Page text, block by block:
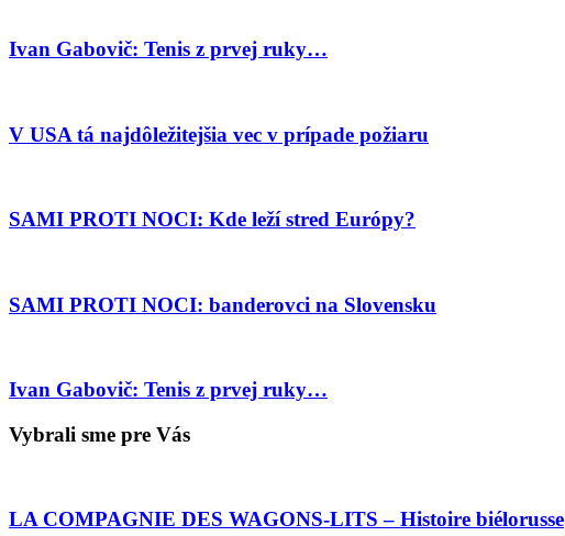
Ivan Gabovič: Tenis z prvej ruky…
V USA tá najdôležitejšia vec v prípade požiaru
SAMI PROTI NOCI: Kde leží stred Európy?
SAMI PROTI NOCI: banderovci na Slovensku
Ivan Gabovič: Tenis z prvej ruky…
Vybrali sme pre Vás
LA COMPAGNIE DES WAGONS-LITS – Histoire biélorusse